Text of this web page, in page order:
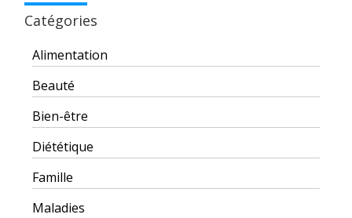
Catégories
Alimentation
Beauté
Bien-être
Diététique
Famille
Maladies